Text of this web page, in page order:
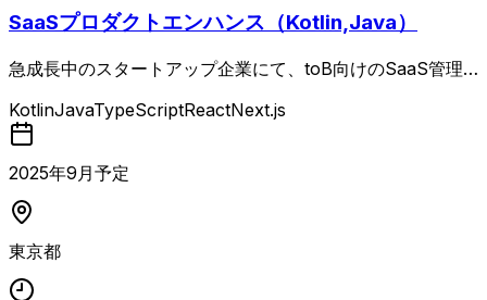
SaaSプロダクトエンハンス（Kotlin,Java）
急成長中のスタートアップ企業にて、toB向けのSaaS管理
す。 既存サービスのエンハンス開発を進めており、新規機
能の追加や改修、保守などをご担当いただきます。
KotlinJavaTypeScriptReactNext.js
2025年9 月予定
東京都